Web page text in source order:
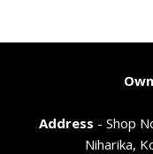
Address - Shop
Niharika,